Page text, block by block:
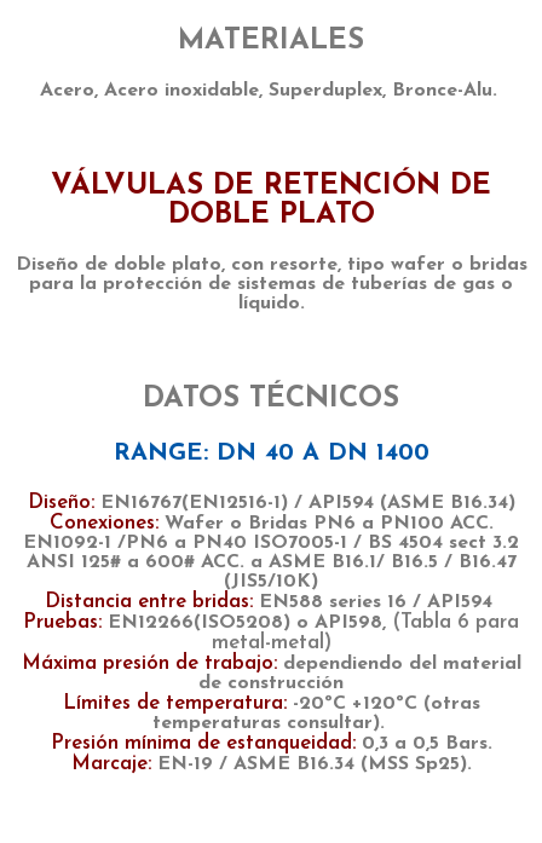
MATERIALES
Acero, Acero inoxidable, Superduplex, Bronce-Alu.
VÁLVULAS DE RETENCIÓN DE
DOBLE PLATO
Diseño de doble plato, con resorte, tipo wafer o bridas
para la protección de sistemas de tuberías de gas o
líquido.
DATOS TÉCNICOS
RANGE: DN 40 A DN 1400
Diseño:EN16767(EN12516-1) / API594 (ASME B16.34)
Conexiones:Wafer o Bridas PN6 a PN100 ACC.
EN1092-1 /PN6 a PN40 ISO7005-1 / BS 4504 sect 3.2
ANSI 125# a 600# ACC. a ASME B16.1/ B16.5 / B16.47
(JIS5/10K)
Distancia entre bridas:EN588 series 16 / API594
Pruebas: EN12266(ISO5208) o API598, (Tabla 6 para
metal-metal)
Máxima presión de trabajo:dependiendo del material
de construcción
Límites de temperatura:-20ºC +120ºC (otras
temperaturas consultar).
Presión mínima de estanqueidad:0,3 a 0,5 Bars.
Marcaje:EN-19 / ASME B16.34 (MSS Sp25).